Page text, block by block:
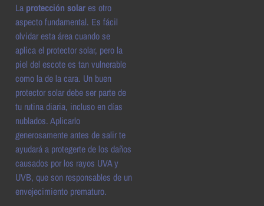
La protección solares otro
aspecto fundamental. Es fácil
olvidar esta área cuando se
aplica el protector solar, pero la
piel del escote es tan vulnerable
como la de la cara. Un buen
protector solar debe ser parte de
tu rutina diaria, incluso en días
nublados. Aplicarlo
generosamente antes de salir te
ayudará a protegerte de los daños
causados por los rayos UVA y
UVB, que son responsables de un
envejecimiento prematuro.